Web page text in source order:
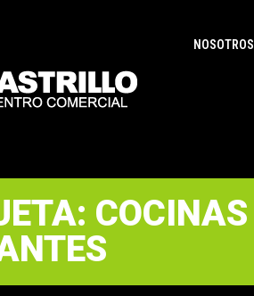
NOSOTROS
COCINAS